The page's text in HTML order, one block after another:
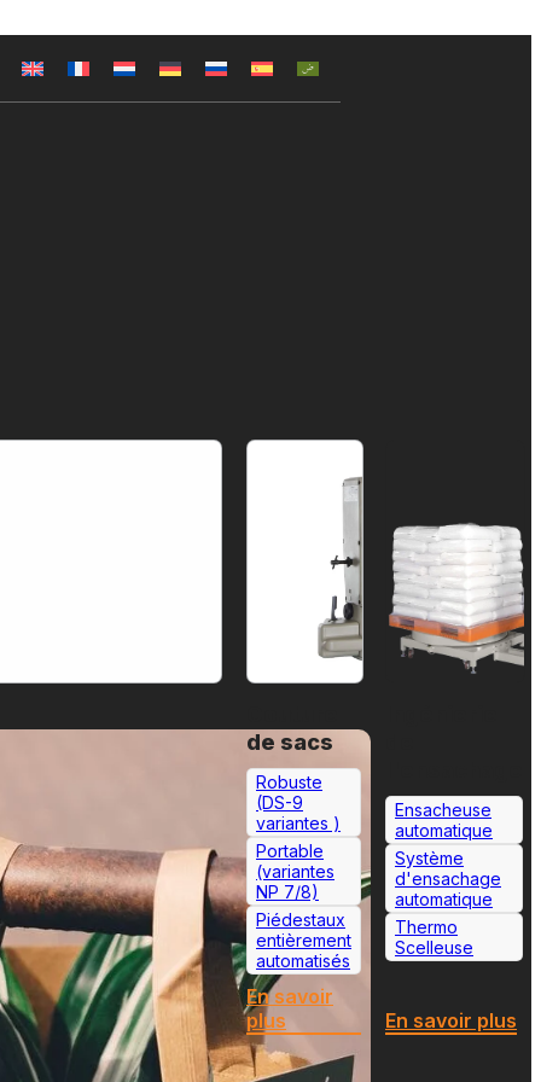
de sacs
Robuste
(DS-9
variantes )
Portable
(variantes
NP 7/8)
Piédestaux
entièrement
automatisés
En savoir
plus
Ensacheuse
automatique
Système
d'ensachage
automatique
Thermo
Scelleuse
En savoir plus